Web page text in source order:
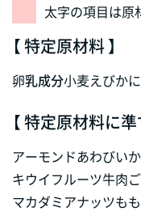
太字の項目は原
【 特定原材料 】
卵乳成分小麦えびかに
【 特定原材料に準
アーモンドあわびいか
キウイフルーツ牛肉
マカダミアナッツもも